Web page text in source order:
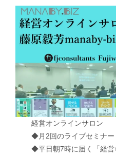
経営オンラインサロン
◆月2回のライブセミナー
◆平日朝7時に届く「経営